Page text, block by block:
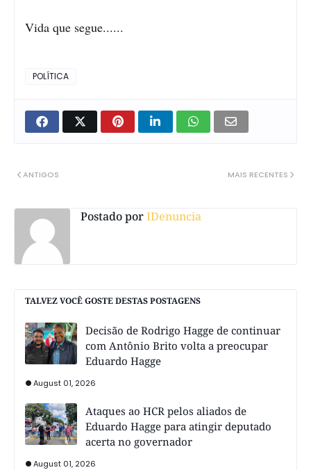
Vida que segue......
POLÍTICA
MAIS RECENTES
ANTIGOS
Postado porIDenuncia
TALVEZ VOCÊ GOSTE DESTAS POSTAGENS
Decisão de Rodrigo Hagge de continuar
com Antônio Brito volta a preocupar
Eduardo Hagge
August 01, 2026
Ataques ao HCR pelos aliados de
Eduardo Hagge para atingir deputado
acerta no governador
August 01, 2026